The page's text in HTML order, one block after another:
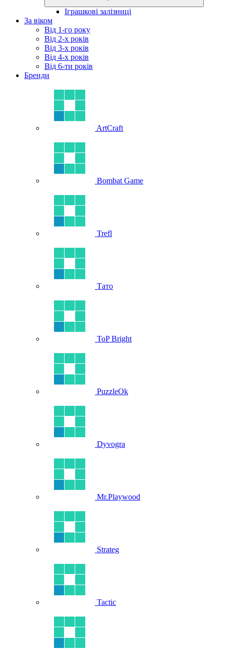
Іграшкові залізниці
За віком
Від 1-го року
Від 2-х років
Від 3-х років
Від 4-х років
Від 6-ти років
Бренди
ArtCraft
Bombat Game
Trefl
Тато
ToP Bright
PuzzleOk
Dyvogra
Mr.Playwood
Strateg
Tactic